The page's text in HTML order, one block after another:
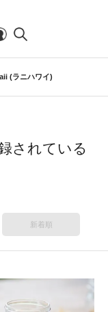
(ラニハワイ)
されている
新着順